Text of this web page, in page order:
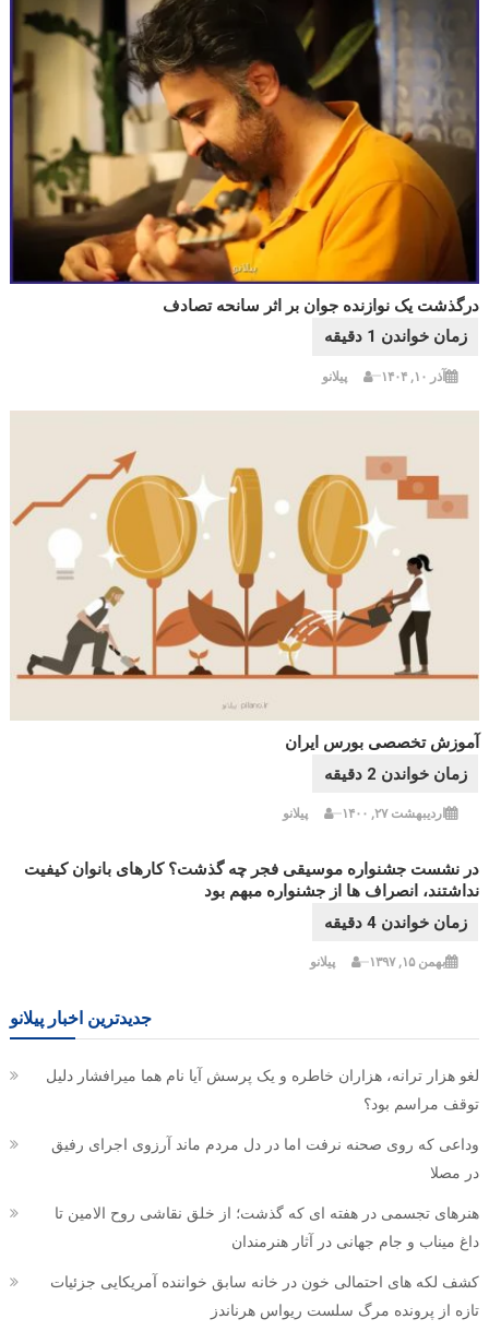
درگذشت یک نوازنده جوان بر اثر سانحه تصادف
آذر ۱۰, ۱۴۰۴ پیلانو
آموزش تخصصی بورس ایران
اردیبهشت ۲۷, ۱۴۰۰ پیلانو
در نشست جشنواره موسیقی فجر چه گذشت؟ کارهای بانوان کیفیت
نداشتند، انصراف ها از جشنواره مبهم بود
بهمن ۱۵, ۱۳۹۷ پیلانو
جدیدترین اخبار پیلانو
لغو هزار ترانه، هزاران خاطره و یک پرسش آیا نام هما میرافشار دلیل
توقف مراسم بود؟
وداعی که روی صحنه نرفت اما در دل مردم ماند آرزوی اجرای رفیق
در مصلا
هنرهای تجسمی در هفته ای که گذشت؛ از خلق نقاشی روح الامین تا
داغ میناب و جام جهانی در آثار هنرمندان
کشف لکه های احتمالی خون در خانه سابق خواننده آمریکایی جزئیات
تازه از پرونده مرگ سلست ریواس هرناندز